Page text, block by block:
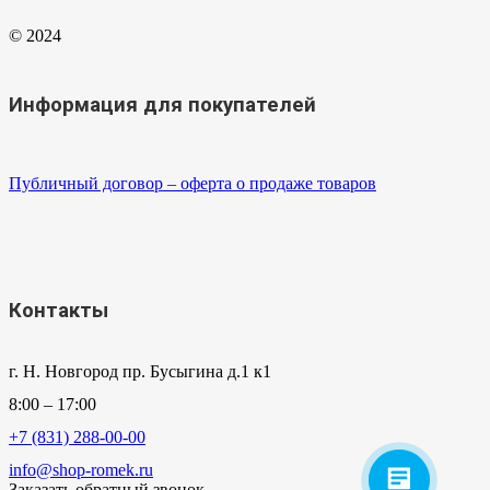
© 2024
Информация для покупателей
Публичный договор – оферта о продаже товаров
Контакты
г. Н. Новгород пр. Бусыгина д.1 к1
8:00 – 17:00
+7 (831) 288-00-00
info@shop-romek.ru